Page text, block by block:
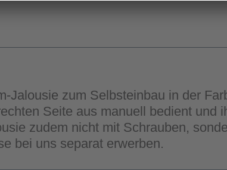
Jalousie zum Selbsteinbau in der
Seite aus manuell bedient und
zudem nicht mit Schrauben,
bei uns separat erwerben.